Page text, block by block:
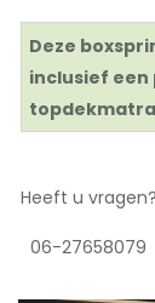
Deze
inclusief
Heeft u
06-27658079